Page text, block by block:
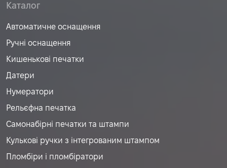
Каталог
Автоматичне оснащення
Ручні оснащення
Кишенькові печатки
Датери
Нумератори
Рельєфна печатка
Самонабірні печатки та штампи
Кулькові ручки з інтегрованим штампом
Пломбіри і пломбіратори